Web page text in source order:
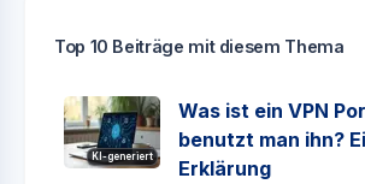
Top 10 Beiträge mit diesem Thema
KI-generiert
Was ist ein VPN
benutzt man ihn?
Erklärung